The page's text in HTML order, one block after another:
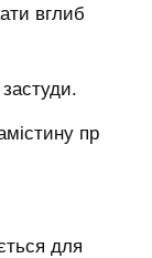
вглиб
пр
для